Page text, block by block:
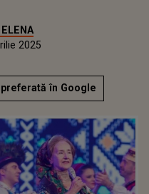
ELENA
2025
în Google